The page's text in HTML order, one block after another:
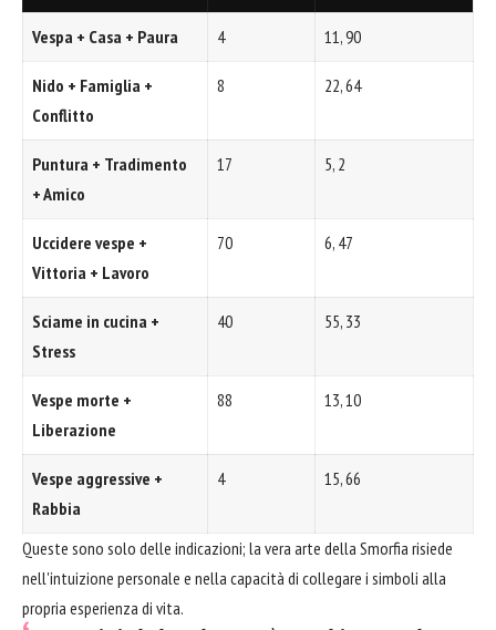
Vespa + Casa + Paura 4 11, 90
Nido + Famiglia +
Conflitto
8 22, 64
Puntura + Tradimento
+ Amico
17 5, 2
Uccidere vespe +
Vittoria + Lavoro
70 6, 47
Sciame in cucina +
Stress
40 55, 33
Vespe morte +
Liberazione
88 13, 10
Vespe aggressive +
Rabbia
4 15, 66
Queste sono solo delle indicazioni; la vera arte della Smorfia risiede
nell'intuizione personale e nella capacità di collegare i simboli alla
propria esperienza di vita.